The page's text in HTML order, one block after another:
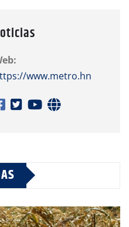
www.metro.hn